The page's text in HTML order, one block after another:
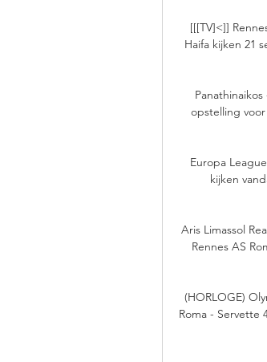
[[[TV]<]]
Haifa kijken 21
opstelling
Europa
kijken
Aris Limassol
Rennes AS
(HORLOGE)
Roma - Servette